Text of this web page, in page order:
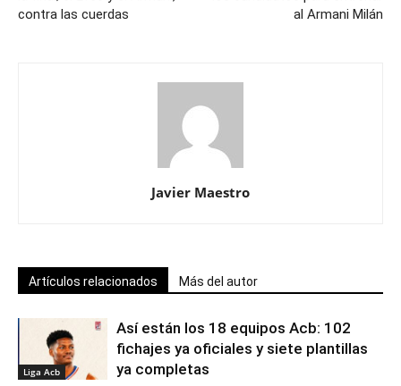
contra las cuerdas
al Armani Milán
Javier Maestro
Artículos relacionados Más del autor
Liga Acb
Así están los 18 equipos Acb: 102
fichajes ya oficiales y siete plantillas
ya completas